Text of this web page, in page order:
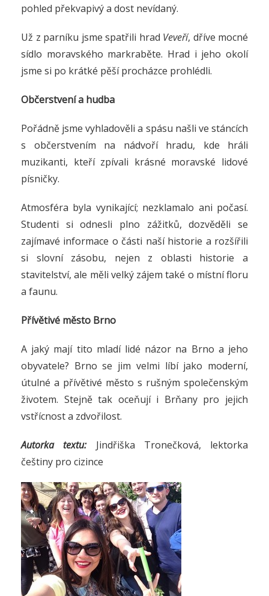
pohled překvapivý a dost nevídaný.
Už z parníku jsme spatřili hrad Veveří, dříve mocné
sídlo moravského markraběte. Hrad i jeho okolí
jsme si po krátké pěší procházce prohlédli.
Občerstvení a hudba
Pořádně jsme vyhladověli a spásu našli ve stáncích
s občerstvením na nádvoří hradu, kde hráli
muzikanti, kteří zpívali krásné moravské lidové
písničky.
Atmosféra byla vynikající; nezklamalo ani počasí.
Studenti si odnesli plno zážitků, dozvěděli se
zajímavé informace o části naší historie a rozšířili
si slovní zásobu, nejen z oblasti historie a
stavitelství, ale měli velký zájem také o místní floru
a faunu.
Přívětivé město Brno
A jaký mají tito mladí lidé názor na Brno a jeho
obyvatele? Brno se jim velmi líbí jako moderní,
útulné a přívětivé město s rušným společenským
životem. Stejně tak oceňují i Brňany pro jejich
vstřícnost a zdvořilost.
Autorka textu: Jindřiška Tronečková, lektorka
češtiny pro cizince